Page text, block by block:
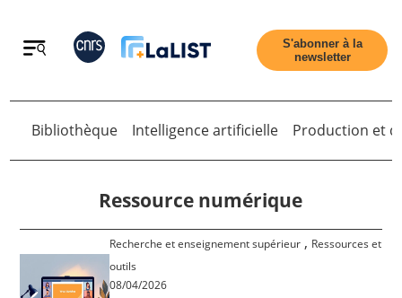
Retour
Accueil
S'abonner à la
newsletter
Bibliothèque Intelligence artificielle Production et
Ressource numérique
Recherche et enseignement supérieur , Ressources et
outils
08/04/2026